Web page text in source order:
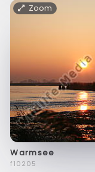
Zoom
Warmsee
f10205